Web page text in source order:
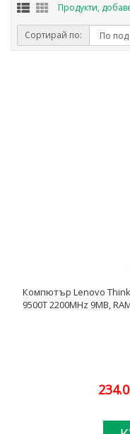
Продукти,
Сортирай по:
Компютър Lenovo
9500T 2200MHz 9MB,